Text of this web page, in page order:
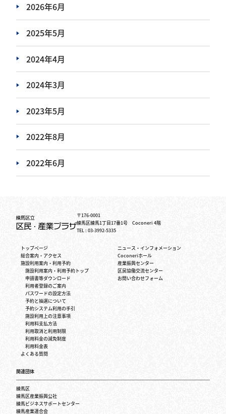
2026年6月
2025年5月
2024年4月
2024年3月
2023年5月
2022年8月
2022年6月
〒176-0001
練馬区練馬1丁目17番1号 Coconeri 4階
TEL : 03-3992-5335
トップページ
総合案内・アクセス
施設利用案内・利用予約
施設利用案内・利用予約トップ
申請書等ダウンロード
利用者登録のご案内
パスワードの設定方法
予約と抽選について
予約システム利用の手引
施設利用上の注意事項
利用料支払方法
利用取消と利用制限
利用料金の減免制度
利用料金表
よくある質問
ニュース・インフォメーション
Coconeriホール
産業振興センター
区民協働交流センター
お問い合わせフォーム
関連団体
練馬区
練馬区産業振興公社
練馬ビジネスサポートセンター
練馬産業連合会